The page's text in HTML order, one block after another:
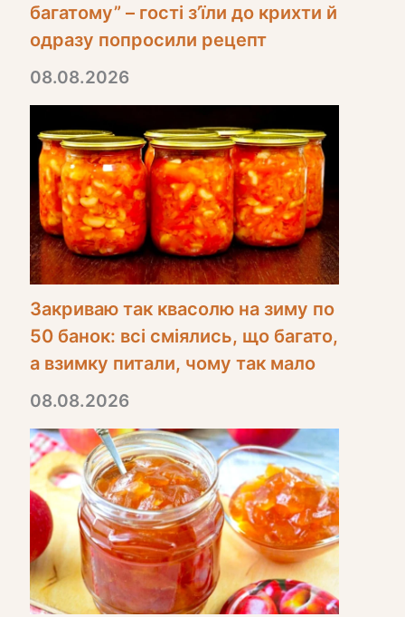
багатому” – гості з’їли до крихти й
одразу попросили рецепт
08.08.2026
Закриваю так квасолю на зиму по
50 банок: всі сміялись, що багато,
а взимку питали, чому так мало
08.08.2026